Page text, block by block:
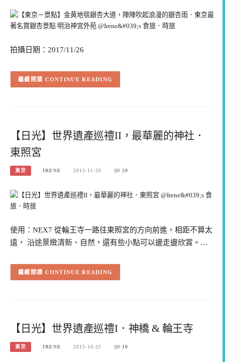
拍攝日期：2017/11/26
CONTINUE READING
【日光】世界遺產巡禮II，最華麗的神社．
東照宮
東京 IRENE 2015-11-20 20
使用：NEX7 從輪王寺一路往東照宮的方向前進，相距不算太
遠， 沿途景緻清新、自然，還有些小點可以邊走邊欣賞。…
CONTINUE READING
【日光】世界遺產巡禮I．神橋 & 輪王寺
東京 IRENE 2015-10-25 10